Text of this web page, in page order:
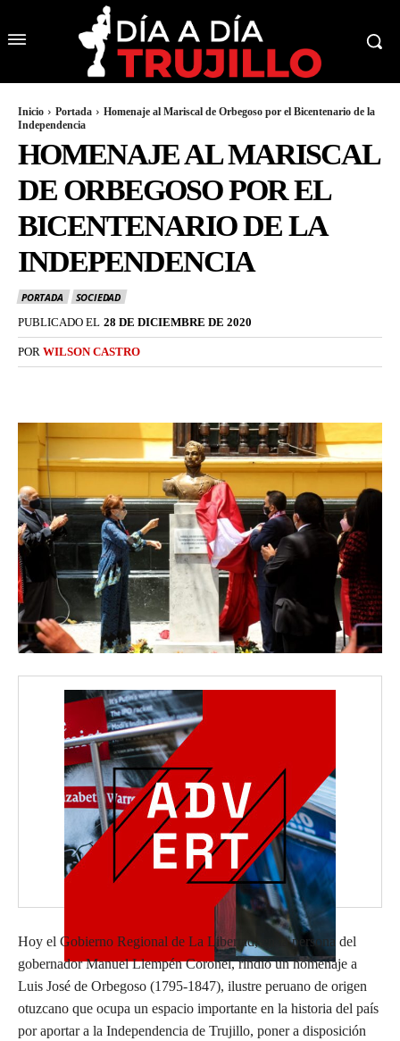
Inicio Portada
Homenaje al Mariscal de Orbegoso por el Bicentenario de la
Independencia
HOMENAJE AL MARISCAL
DE ORBEGOSO POR EL
BICENTENARIO DE LA
INDEPENDENCIA
PORTADA
SOCIEDAD
PUBLICADO EL 28 DE DICIEMBRE DE 2020
POR WILSON CASTRO
Hoy el Gobierno Regional de La Libertad, en la persona del
gobernador Manuel Llempén Coronel, rindió un homenaje a
Luis José de Orbegoso (1795-1847), ilustre peruano de origen
otuzcano que ocupa un espacio importante en la historia del país
por aportar a la Independencia de Trujillo, poner a disposición